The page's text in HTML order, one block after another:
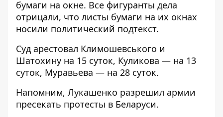
бумаги на окне. Все фигуранты дела
отрицали, что листы бумаги на их окнах
носили политический подтекст.
Суд арестовал Климошевського и
Шатохину на 15 суток, Куликова — на 13
суток, Муравьева — на 28 суток.
Напомним, Лукашенко разрешил армии
пресекать протесты в Беларуси.